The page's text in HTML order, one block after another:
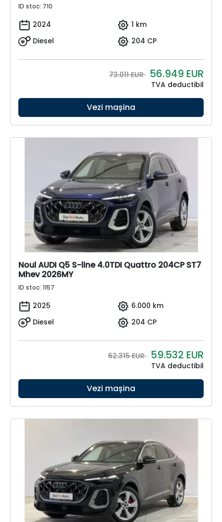
ID stoc: 710
2024
1 km
Diesel
204 CP
73.011 EUR 56.949 EUR
TVA deductibil
Vezi mașina
Noul AUDI Q5 S-line 4.0TDI Quattro 204CP ST7
Mhev 2026MY
ID stoc: 1157
2025
6.000 km
Diesel
204 CP
62.315 EUR 59.532 EUR
TVA deductibil
Vezi mașina